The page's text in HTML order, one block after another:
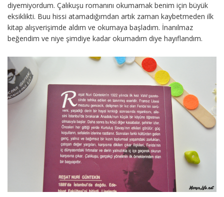
diyemiyordum. Çalıkuşu romanını okumamak benim için büyük
eksiklikti. Buu hissi atamadığımdan artık zaman kaybetmeden ilk
kitap alışverişimde aldım ve okumaya başladım. İnanılmaz
beğendim ve niye şimdiye kadar okumadım diye hayıflandım.